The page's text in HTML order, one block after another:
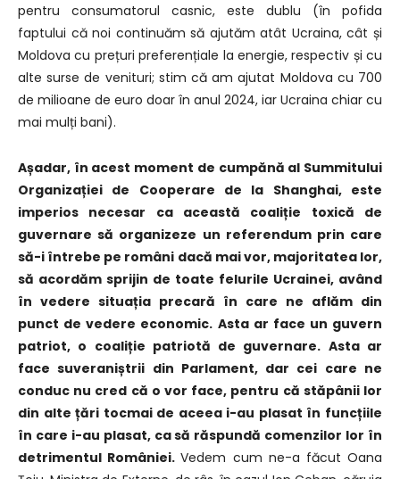
pentru consumatorul casnic, este dublu (în pofida
faptului că noi continuăm să ajutăm atât Ucraina, cât și
Moldova cu prețuri preferențiale la energie, respectiv și cu
alte surse de venituri; stim că am ajutat Moldova cu 700
de milioane de euro doar în anul 2024, iar Ucraina chiar cu
mai mulți bani).
Așadar, în acest moment de cumpănă al Summitului
Organizației de Cooperare de la Shanghai, este
imperios necesar ca această coaliție toxică de
guvernare să organizeze un referendumprin care
să-i întrebe pe români dacă mai vor, majoritatea lor,
să acordăm sprijin de toate felurile Ucrainei, având
în vedere situația precară în care ne aflăm din
punct de vedere economic. Asta ar face un guvern
patriot, o coaliție patriotă de guvernare. Asta ar
face suveraniștrii din Parlament, dar cei care ne
conduc nu cred că o vor face, pentru că stăpânii lor
din alte țări tocmai de aceea i-au plasat în funcțiile
în care i-au plasat, ca să răspundă comenzilor lor în
detrimentul României.Vedem cum ne-a făcut Oana